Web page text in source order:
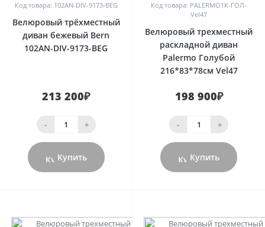
Код товара: 102AN-DIV-9173-BEG
Велюровый трёхместный
диван бежевый Bern
102AN-DIV-9173-BEG
213 200₽
- +
Купить
Код товара: PALERMO1K-ГОЛ-
Vel47
Велюровый трехместный
раскладной диван
Palermo Голубой
216*83*78см Vel47
198 900₽
- +
Купить